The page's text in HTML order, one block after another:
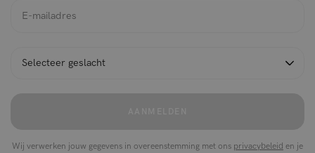
Wij verwerken jouw gegevens in overeenstemming met ons privacybeleid en je